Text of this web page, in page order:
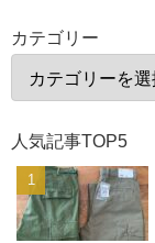
カテゴリー
人気記事TOP5